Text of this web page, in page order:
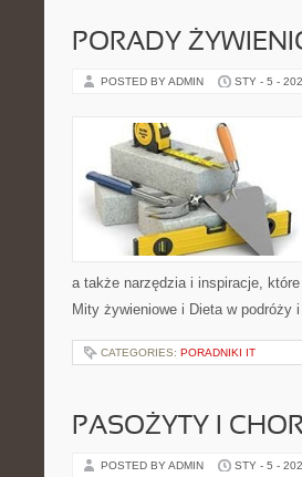
PORADY
POSTED BY ADMIN STY - 5 -
a także narzędzia i inspiracje,
Mity żywieniowe i Dieta w
CATEGORIES: PORADNIKI IT
PASOŻYTY I
POSTED BY ADMIN STY - 5 -